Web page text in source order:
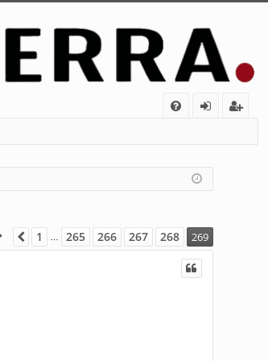
rs
e
Página 269 de269
Anterior
1 265 266 267 268 269